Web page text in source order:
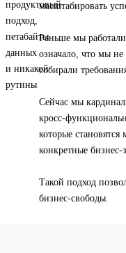
масштабировать
Раньше мы
означало, что мы
собирали
Сейчас мы
кросс-
которые
конкретные бизнес-
Такой подход
бизнес-свободы.